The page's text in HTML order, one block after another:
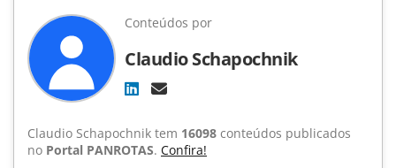
Conteúdos por
Claudio Schapochnik
Claudio Schapochnik tem 16098 conteúdos publicados
no Portal PANROTAS. Confira!